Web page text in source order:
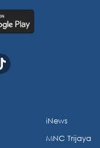
iNews
MNC Trijaya